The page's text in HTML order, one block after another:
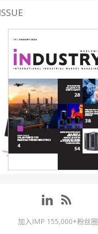
加入IMP 155,000+粉丝圈